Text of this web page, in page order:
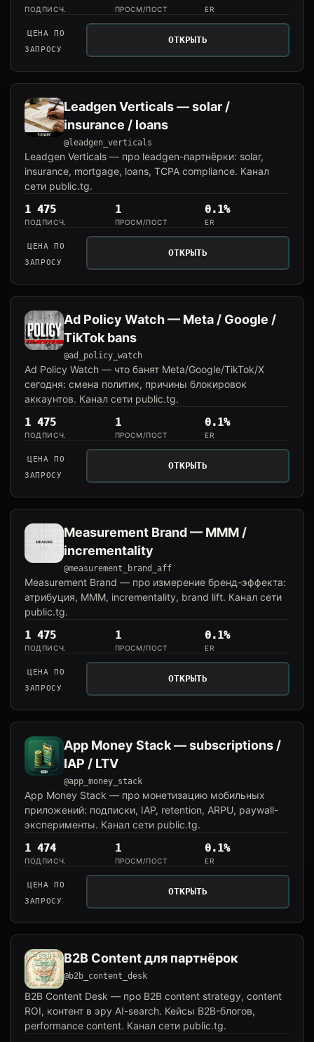
ПОДПИСЧ. ПРОСМ/ПОСТ ER
ЦЕНА ПО
ЗАПРОСУ
ОТКРЫТЬ
Leadgen Verticals — solar /
insurance / loans
@leadgen_verticals
Leadgen Verticals — про leadgen-партнёрки: solar,
insurance, mortgage, loans, TCPA compliance. Канал
сети public.tg.
1 475
ПОДПИСЧ.
1
ПРОСМ/ПОСТ
0.1%
ER
ЦЕНА ПО
ЗАПРОСУ
ОТКРЫТЬ
Ad Policy Watch — Meta / Google /
TikTok bans
@ad_policy_watch
Ad Policy Watch — что банят Meta/Google/TikTok/X
сегодня: смена политик, причины блокировок
аккаунтов. Канал сети public.tg.
1 475
ПОДПИСЧ.
1
ПРОСМ/ПОСТ
0.1%
ER
ЦЕНА ПО
ЗАПРОСУ
ОТКРЫТЬ
Measurement Brand — MMM /
incrementality
@measurement_brand_aff
Measurement Brand — про измерение бренд-эффекта:
атрибуция, MMM, incrementality, brand lift. Канал сети
public.tg.
1 475
ПОДПИСЧ.
1
ПРОСМ/ПОСТ
0.1%
ER
ЦЕНА ПО
ЗАПРОСУ
ОТКРЫТЬ
App Money Stack — subscriptions /
IAP / LTV
@app_money_stack
App Money Stack — про монетизацию мобильных
приложений: подписки, IAP, retention, ARPU, paywall-
эксперименты. Канал сети public.tg.
1 474
ПОДПИСЧ.
1
ПРОСМ/ПОСТ
0.1%
ER
ЦЕНА ПО
ЗАПРОСУ
ОТКРЫТЬ
B2B Content для партнёрок
@b2b_content_desk
B2B Content Desk — про B2B content strategy, content
ROI, контент в эру AI-search. Кейсы B2B-блогов,
performance content. Канал сети public.tg.